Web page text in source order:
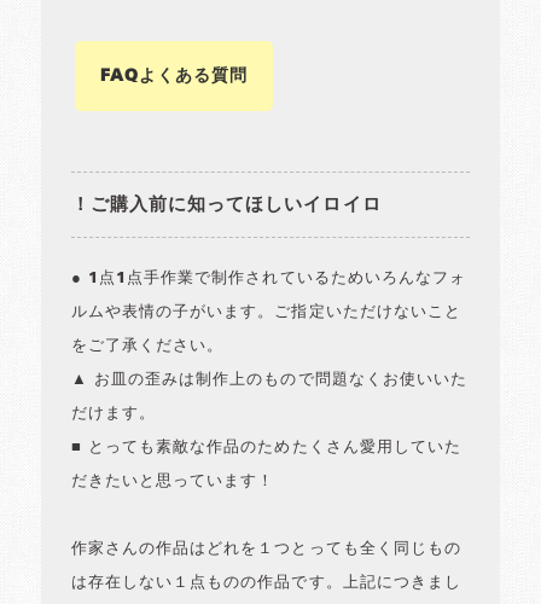
FAQよくある質問
！ご購入前に知ってほしいイロイロ
● 1点1点手作業で制作されているためいろんなフォ
ルムや表情の子がいます。ご指定いただけないこと
をご了承ください。
▲ お皿の歪みは制作上のもので問題なくお使いいた
だけます。
■ とっても素敵な作品のためたくさん愛用していた
だきたいと思っています！
作家さんの作品はどれを１つとっても全く同じもの
は存在しない１点ものの作品です。上記につきまし